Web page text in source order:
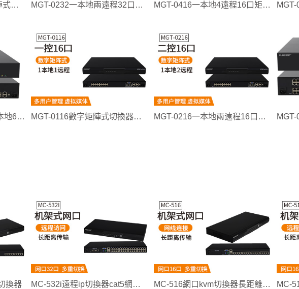
MGT-0132遠程IP數字矩陣式切換器 MGT-0232一本地兩遠程32口切換器 MGT-0416一本地4遠程16口矩陣式kvm切換器
MGT-0864麥森特8遠程1本地64口kvm切換器 MGT-0116數字矩陣式切換器一控16口一本地一遠程 MGT-0216一本地兩遠程16口數字切換器
換器 MC-532i遠程ip切換器cat5網口kvm切換器 MC-516網口kvm切換器長距離傳輸